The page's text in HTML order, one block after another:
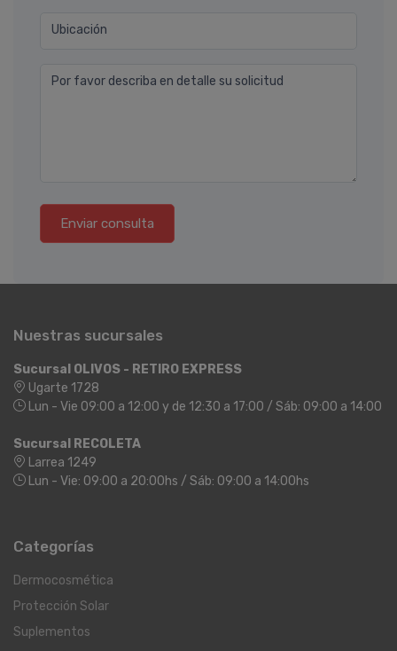
Ubicación
Por favor describa en detalle su solicitud
Enviar consulta
Nuestras sucursales
Sucursal OLIVOS - RETIRO EXPRESS
Ugarte 1728
Lun - Vie 09:00 a 12:00 y de 12:30 a 17:00 / Sáb: 09:00 a 14:00
Sucursal RECOLETA
Larrea 1249
Lun - Vie: 09:00 a 20:00hs / Sáb: 09:00 a 14:00hs
Categorías
Dermocosmética
Protección Solar
Suplementos